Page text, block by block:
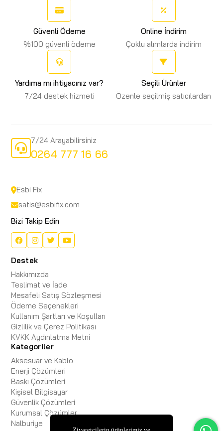
Güvenli Ödeme
%100 güvenli ödeme
Online İndirim
Çoklu alımlarda indirim
Yardıma mı ihtiyacınız var?
7/24 destek hizmeti
Seçili Ürünler
Özenle seçilmiş satıcılardan
7/24 Arayabilirsiniz
0264 777 16 66
Esbi Fix
satis@esbifix.com
Bizi Takip Edin
Destek
Hakkımızda
Teslimat ve İade
Mesafeli Satış Sözleşmesi
Ödeme Seçenekleri
Kullanım Şartları ve Koşulları
Gizlilik ve Çerez Politikası
KVKK Aydınlatma Metni
Kategoriler
Aksesuar ve Kablo
Enerji Çözümleri
Baskı Çözümleri
Kişisel Bilgisayar
Güvenlik Çözümleri
Kurumsal Çözümler
Nalburiye